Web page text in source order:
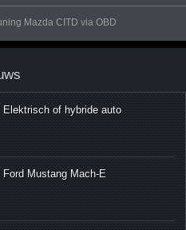
Mazda CITD via OBD
Elektrisch of hybride auto
Ford Mustang Mach-E